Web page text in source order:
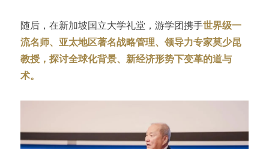
随后，在新加坡国立大学礼堂，游学团携手世界级一
流名师、亚太地区著名战略管理、领导力专家莫少昆
教授，探讨全球化背景、新经济形势下变革的道与
术。